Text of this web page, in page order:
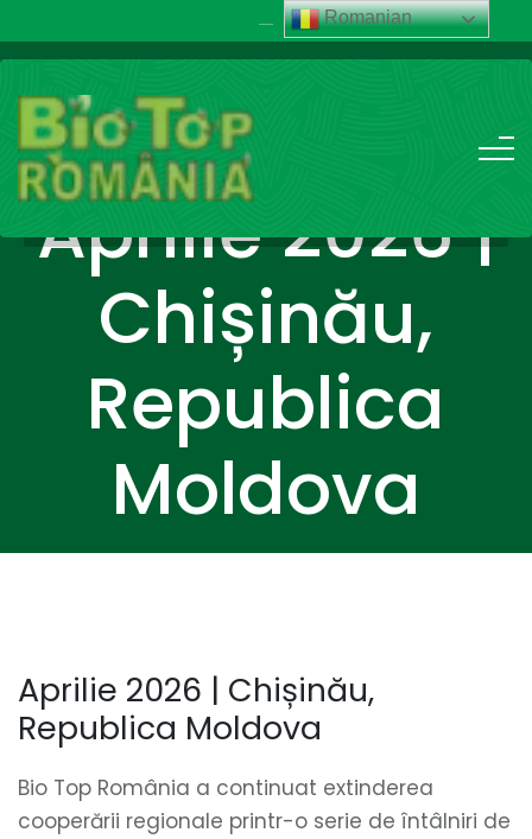
...... +40 741.014.014
Aprilie 2026 |
Chișinău,
Republica
Moldova
Aprilie 2026 | Chișinău,
Republica Moldova
Bio Top România a continuat extinderea
cooperării regionale printr-o serie de întâlniri de
Romanian